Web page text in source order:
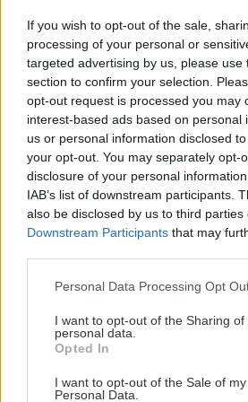
If you wish to opt-out of the sale,
processing of your personal or
targeted advertising by us, please use
section to confirm your selection.
opt-out request is processed you may
interest-based ads based on personal
us or personal information disclosed
your opt-out. You may separately opt-
disclosure of your personal
IAB’s list of downstream participants.
also be disclosed by us to third parties
Downstream Participants that may
Please note that this website/app uses
not limited to your visit or usage
grant or deny consent to Google and
use your data for below specified
consent section.
Personal Data Processing Opt
I want to opt-out of the Sharing of
personal data.
Opted In
I want to opt-out of the Sale of my
Personal Data.
guesthouse Αερικόπου
τηλεμεταφέρθηκε στο
βρετανική εξοχή. Η δε τιμή
την κατηγορία του, στα 80€ το
Κοντά στην κεντρική πλατεία
ούτε 5 χιλιόμετρα από το
έχει φροντισμένα δωμάτια στα
καταπληκτικό, παραδοσιακό
Η πιο low budget επιλογή στην
διαθέτουν μπαλκονάκια που
βουνό και ξύλινα πατώματα και
αίσθηση θαλπωρής. Δεν θα